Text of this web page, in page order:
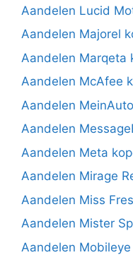
Aandelen Lucid
Aandelen Majorel
Aandelen Marqeta
Aandelen McAfee
Aandelen
Aandelen
Aandelen Meta
Aandelen Mirage
Aandelen Miss
Aandelen Mister
Aandelen